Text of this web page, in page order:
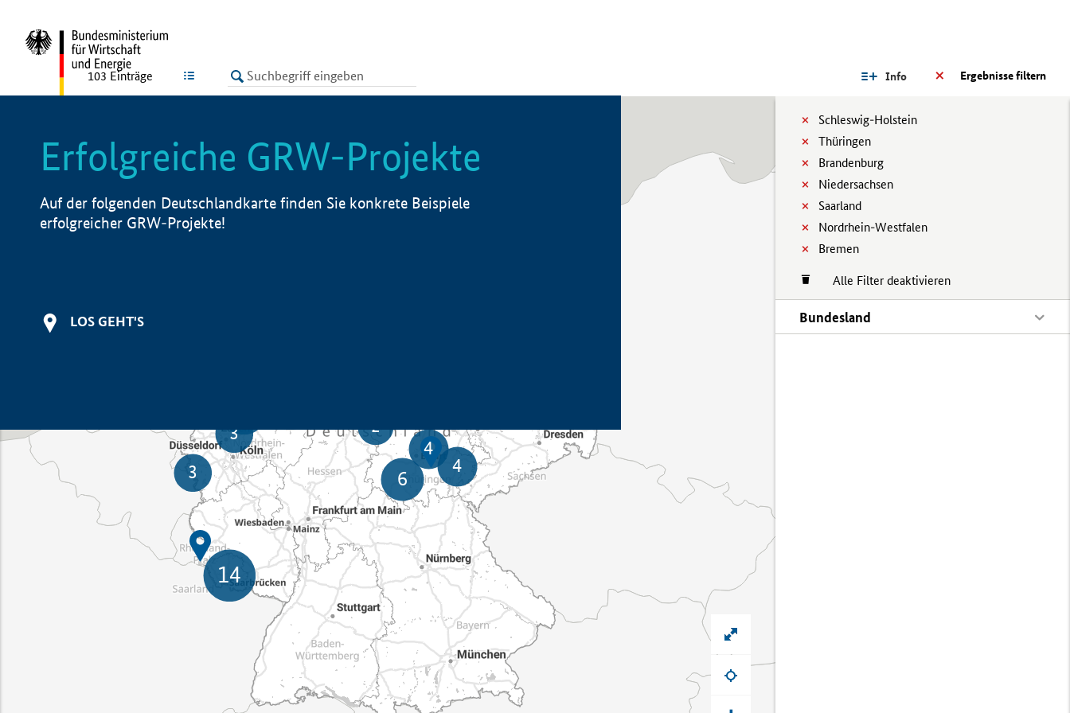
LISTE Ergebnisse filtern
Info
Schleswig-Holstein
Thüringen
Brandenburg
Niedersachsen
Saarland
Nordrhein-Westfalen
Bremen
Alle Filter deaktivieren
Bundesland
103 Einträge
Erfolgreiche GRW-Projekte
Auf der folgenden Deutschlandkarte finden Sie konkrete Beispiele
erfolgreicher GRW-Projekte!
LOS GEHT'S